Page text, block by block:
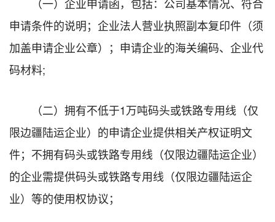
申请条件的说明；企业法人营业执照副本复印件（须
加盖申请企业公章）；申请企业的海关编码、企业代
码材料;
（二）拥有不低于1万吨码头或铁路专用线（仅
限边疆陆运企业）的申请企业提供相关产权证明文
件；不拥有码头或铁路专用线（仅限边疆陆运企业）
的企业需提供码头或铁路专用线（仅限边疆陆运企
业）等的使用权协议；